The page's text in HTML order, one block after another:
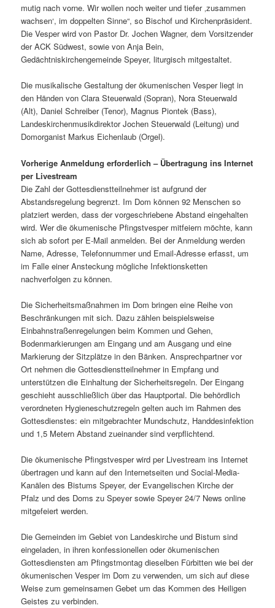
mutig nach vorne. Wir wollen noch weiter und tiefer ‚zusammen
wachsen‘, im doppelten Sinne“, so Bischof und Kirchenpräsident.
Die Vesper wird von Pastor Dr. Jochen Wagner, dem Vorsitzender
der ACK Südwest, sowie von Anja Bein,
Gedächtniskirchengemeinde Speyer, liturgisch mitgestaltet.
Die musikalische Gestaltung der ökumenischen Vesper liegt in
den Händen von Clara Steuerwald (Sopran), Nora Steuerwald
(Alt), Daniel Schreiber (Tenor), Magnus Piontek (Bass),
Landeskirchenmusikdirektor Jochen Steuerwald (Leitung) und
Domorganist Markus Eichenlaub (Orgel).
Vorherige Anmeldung erforderlich – Übertragung ins Internet
per Livestream
Die Zahl der Gottesdienstteilnehmer ist aufgrund der
Abstandsregelung begrenzt. Im Dom können 92 Menschen so
platziert werden, dass der vorgeschriebene Abstand eingehalten
wird. Wer die ökumenische Pfingstvesper mitfeiern möchte, kann
sich ab sofort per E-Mail anmelden. Bei der Anmeldung werden
Name, Adresse, Telefonnummer und Email-Adresse erfasst, um
im Falle einer Ansteckung mögliche Infektionsketten
nachverfolgen zu können.
Die Sicherheitsmaßnahmen im Dom bringen eine Reihe von
Beschränkungen mit sich. Dazu zählen beispielsweise
Einbahnstraßenregelungen beim Kommen und Gehen,
Bodenmarkierungen am Eingang und am Ausgang und eine
Markierung der Sitzplätze in den Bänken. Ansprechpartner vor
Ort nehmen die Gottesdienstteilnehmer in Empfang und
unterstützen die Einhaltung der Sicherheitsregeln. Der Eingang
geschieht ausschließlich über das Hauptportal. Die behördlich
verordneten Hygieneschutzregeln gelten auch im Rahmen des
Gottesdienstes: ein mitgebrachter Mundschutz, Handdesinfektion
und 1,5 Metern Abstand zueinander sind verpflichtend.
Die ökumenische Pfingstvesper wird per Livestream ins Internet
übertragen und kann auf den Internetseiten und Social-Media-
Kanälen des Bistums Speyer, der Evangelischen Kirche der
Pfalz und des Doms zu Speyer sowie Speyer 24/7 News online
mitgefeiert werden.
Die Gemeinden im Gebiet von Landeskirche und Bistum sind
eingeladen, in ihren konfessionellen oder ökumenischen
Gottesdiensten am Pfingstmontag dieselben Fürbitten wie bei der
ökumenischen Vesper im Dom zu verwenden, um sich auf diese
Weise zum gemeinsamen Gebet um das Kommen des Heiligen
Geistes zu verbinden.